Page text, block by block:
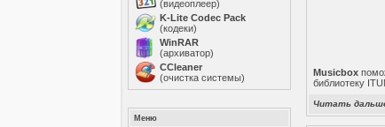
(видеоплеер)
K-Lite Codec Pack
(кодеки)
WinRAR
(архиватор)
ССleaner
(очистка системы)
Меню
Musicbox
библиотеку
Читать